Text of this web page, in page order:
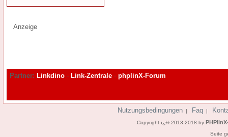
Anzeige
Partner: Linkdino - Link-Zentrale - phplinX-Forum
Nutzungsbedingungen | Faq |
Copyright ï¿½ 2013-2018 by
Seite